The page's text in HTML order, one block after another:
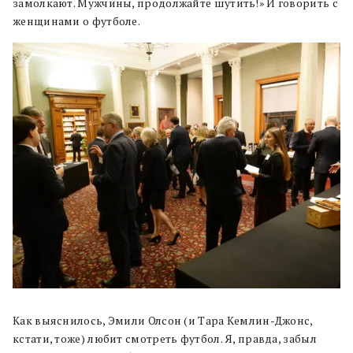
замолкают. Мужчины, продолжайте шутить!» И говорить с
женщинами о футболе.
Как выяснилось, Эмили Олсон (и Тара Кемлин-Джонс,
кстати, тоже) любит смотреть футбол. Я, правда, забыл